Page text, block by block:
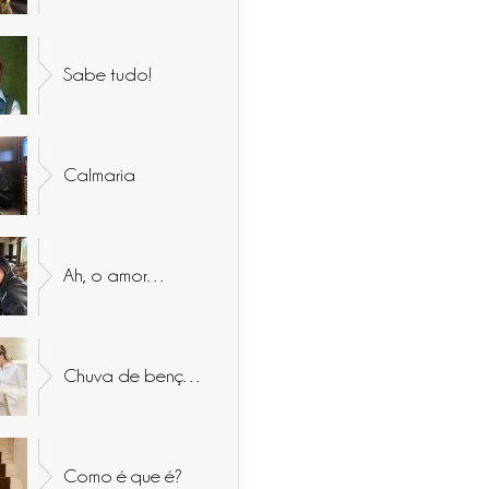
Sabe tudo!
Calmaria
Ah, o amor…
Como é que é?